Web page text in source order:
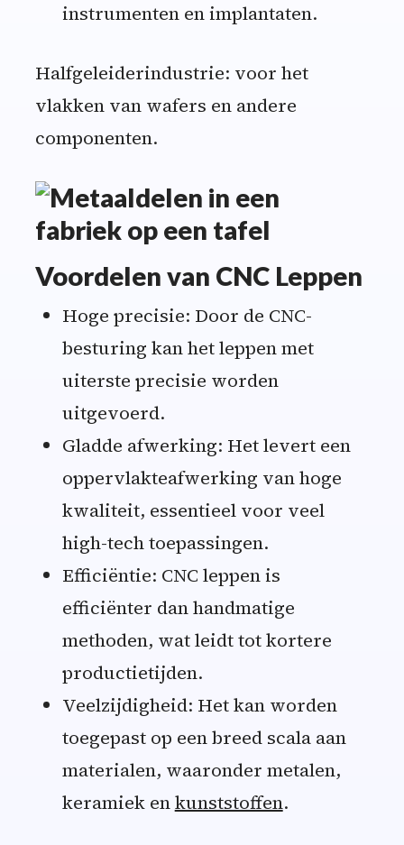
instrumenten en implantaten.
Halfgeleiderindustrie: voor het
vlakken van wafers en andere
componenten.
Voordelen van CNC Leppen
Hoge precisie: Door de CNC-
besturing kan het leppen met
uiterste precisie worden
uitgevoerd.
Gladde afwerking: Het levert een
oppervlakteafwerking van hoge
kwaliteit, essentieel voor veel
high-tech toepassingen.
Efficiëntie: CNC leppen is
efficiënter dan handmatige
methoden, wat leidt tot kortere
productietijden.
Veelzijdigheid: Het kan worden
toegepast op een breed scala aan
materialen, waaronder metalen,
keramiek enkunststoffen.